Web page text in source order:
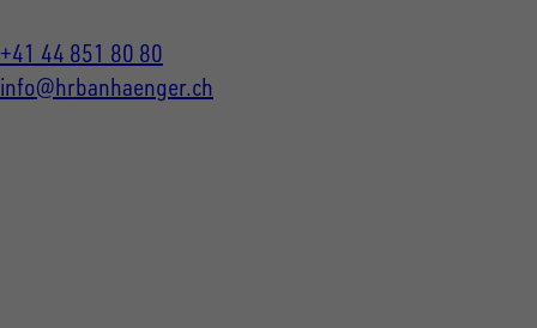
+41 44 851 80 80
info@hrbanhaenger.ch